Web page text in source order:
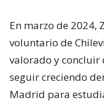
En marzo de 2024,
voluntario de
valorado y concluir
seguir creciendo
Madrid para